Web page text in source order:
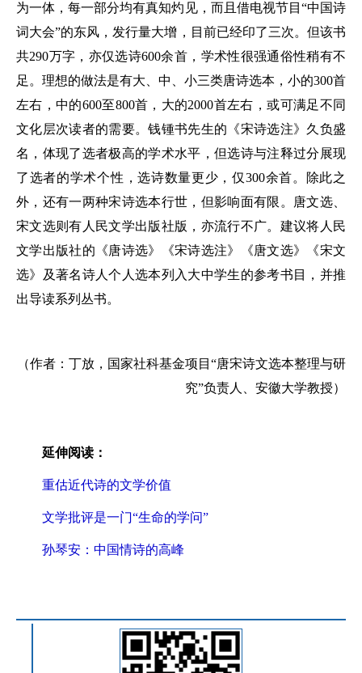
为一体，每一部分均有真知灼见，而且借电视节目“中国诗
词大会”的东风，发行量大增，目前已经印了三次。但该书
共290万字，亦仅选诗600余首，学术性很强通俗性稍有不
足。理想的做法是有大、中、小三类唐诗选本，小的300首
左右，中的600至800首，大的2000首左右，或可满足不同
文化层次读者的需要。钱锺书先生的《宋诗选注》久负盛
名，体现了选者极高的学术水平，但选诗与注释过分展现
了选者的学术个性，选诗数量更少，仅300余首。除此之
外，还有一两种宋诗选本行世，但影响面有限。唐文选、
宋文选则有人民文学出版社版，亦流行不广。建议将人民
文学出版社的《唐诗选》《宋诗选注》《唐文选》《宋文
选》及著名诗人个人选本列入大中学生的参考书目，并推
出导读系列丛书。
（作者：丁放，国家社科基金项目“唐宋诗文选本整理与研
究”负责人、安徽大学教授）
延伸阅读：
重估近代诗的文学价值
文学批评是一门“生命的学问”
孙琴安：中国情诗的高峰